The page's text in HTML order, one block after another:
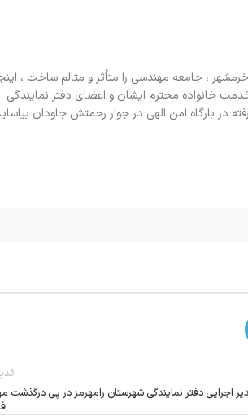
، جامعه مهندسی را متاُثر و متالم ساخت ،
خانواده محترم ایشان و اعضای دفتر نمایندگی
در بارگاه امن الهی در جوار رحمتش جاودان
اجرایی دفتر نمایندگی شهرستان رامهرمز در پی درگذشت